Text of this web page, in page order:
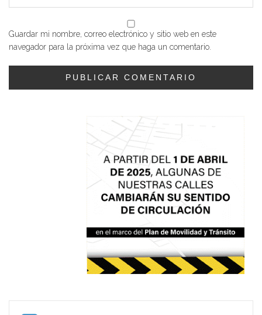
Guardar mi nombre, correo electrónico y sitio web en este
navegador para la próxima vez que haga un comentario.